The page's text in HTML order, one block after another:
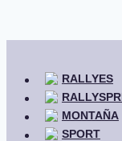
RALLYES
MONTAÑA
SPORT